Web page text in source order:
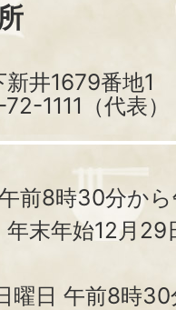
井1679番地1
1111（代表）
前8時30分か
年末年始12月
曜日 午前8時